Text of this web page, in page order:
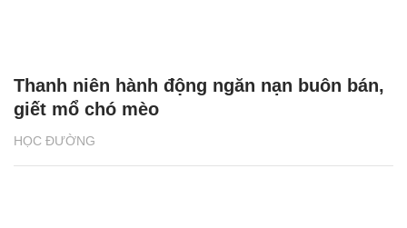
HỌC ĐƯỜNG
Thanh niên hành động ngăn nạn buôn bán,
giết mổ chó mèo